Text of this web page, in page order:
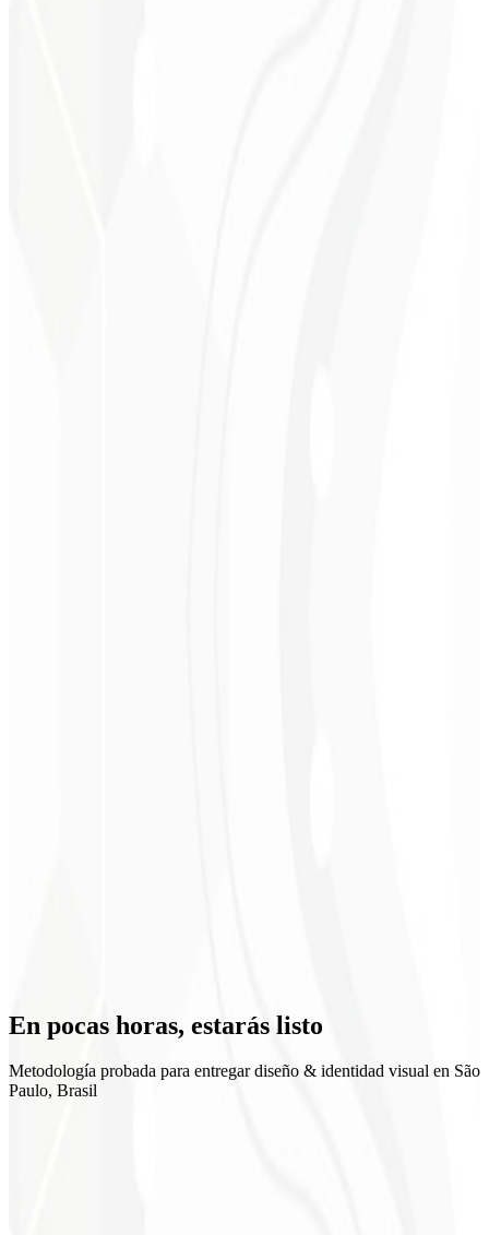
Posicionamiento claro
En pocas horas, estarás listo
Metodología probada para entregar diseño & identidad visual en São
Paulo, Brasil